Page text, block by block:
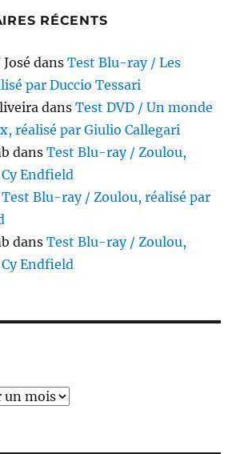
RÉCENTS
dansTest Blu-ray / Les
par Duccio Tessari
dansTest DVD / Un monde
réalisé par Giulio Callegari
dansTest Blu-ray / Zoulou,
Endfield
Test Blu-ray / Zoulou, réalisé par
dansTest Blu-ray / Zoulou,
Endfield